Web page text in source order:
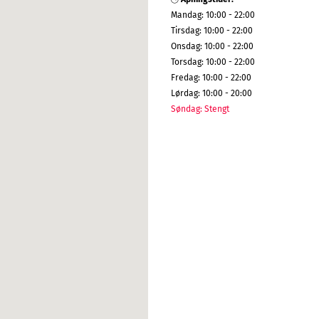
Mandag: 10:00 - 22:00
Tirsdag: 10:00 - 22:00
Onsdag: 10:00 - 22:00
Torsdag: 10:00 - 22:00
Fredag: 10:00 - 22:00
Lørdag: 10:00 - 20:00
Søndag: Stengt